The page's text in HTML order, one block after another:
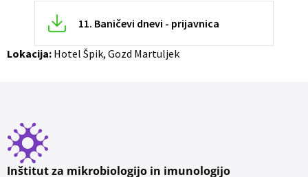
11. Baničevi dnevi - prijavnica
Lokacija: Hotel Špik, Gozd Martuljek
Inštitut za mikrobiologijo in imunologijo